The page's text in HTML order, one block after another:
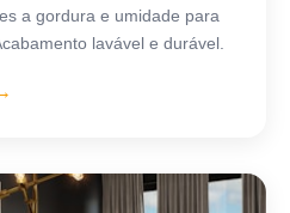
a gordura e umidade para
lavável e durável.